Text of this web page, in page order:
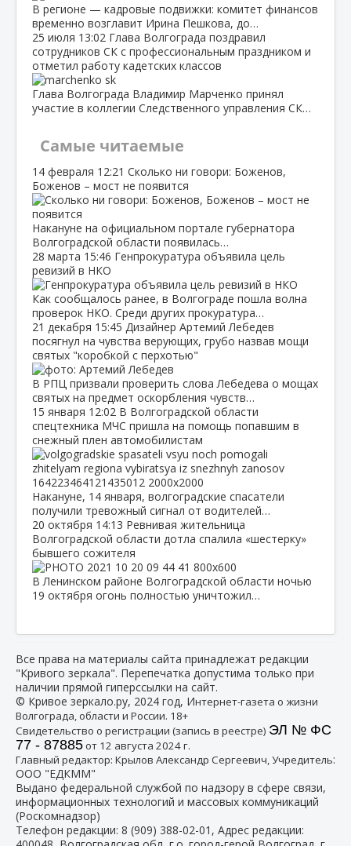
В регионе — кадровые подвижки: комитет финансов
временно возглавит Ирина Пешкова, до…
25 июля 13:02 Глава Волгограда поздравил
сотрудников СК с профессиональным праздником и
отметил работу кадетских классов
Глава Волгограда Владимир Марченко принял
участие в коллегии Следственного управления СК…
Самые читаемые
14 февраля 12:21 Сколько ни говори: Боженов,
Боженов – мост не появится
Накануне на официальном портале губернатора
Волгоградской области появилась…
28 марта 15:46 Генпрокуратура объявила цель
ревизий в НКО
Как сообщалось ранее, в Волгограде пошла волна
проверок НКО. Среди других прокуратура…
21 декабря 15:45 Дизайнер Артемий Лебедев
посягнул на чувства верующих, грубо назвав мощи
святых "коробкой с перхотью"
В РПЦ призвали проверить слова Лебедева о мощах
святых на предмет оскорбления чувств…
15 января 12:02 В Волгоградской области
спецтехника МЧС пришла на помощь попавшим в
снежный плен автомобилистам
Накануне, 14 января, волгоградские спасатели
получили тревожный сигнал от водителей…
20 октября 14:13 Ревнивая жительница
Волгоградской области дотла спалила «шестерку»
бывшего сожителя
В Ленинском районе Волгоградской области ночью
19 октября огонь полностью уничтожил…
Все права на материалы сайта принадлежат редакции
"Кривого зеркала". Перепечатка допустима только при
наличии прямой гиперссылки на сайт.
© Кривое зеркало.ру, 2024 год, Интернет-газета о жизни
Волгограда, области и России. 18+
Свидетельство о регистрации (запись в реестре) ЭЛ № ФС
77 - 87885от 12 августа 2024 г.
Главный редактор: Крылов Александр Сергеевич, Учредитель:
ООО "ЕДКММ"
Выдано федеральной службой по надзору в сфере связи,
информационных технологий и массовых коммуникаций
(Роскомнадзор)
Телефон редакции: 8 (909) 388-02-01 , Адрес редакции: